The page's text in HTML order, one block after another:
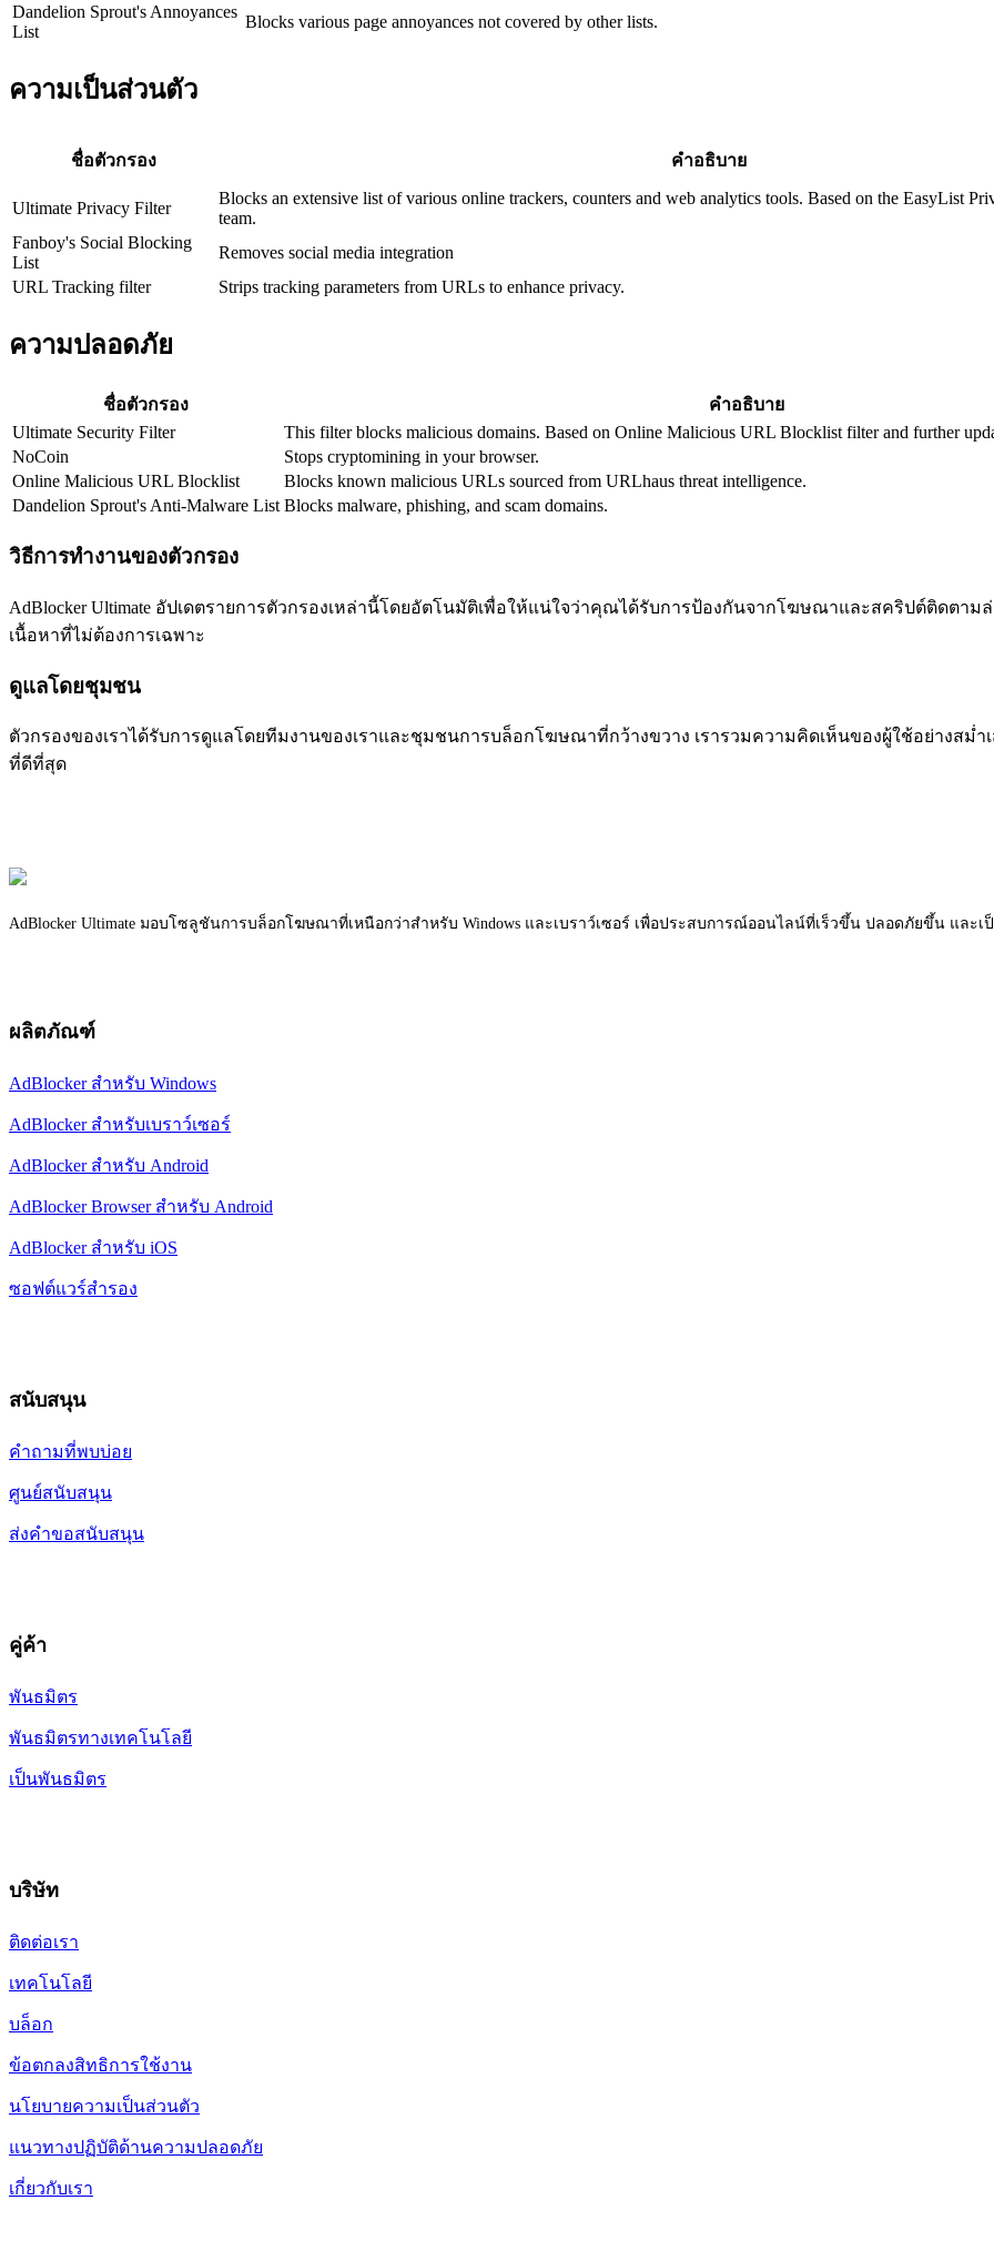
Dandelion Sprout's Annoyances
List
Blocks various page annoyances not covered by other lists.
ความเป็นส่วนตัว
ชื่อตัวกรอง คำอธิบาย
Ultimate Privacy Filter
Blocks an extensive list of various online trackers, counters and web analytics tools. Based on the EasyList
team.
Fanboy's Social Blocking
List
Removes social media integration
URL Tracking filter
Strips tracking parameters from URLs to enhance privacy.
ความปลอดภัย
ชื่อตัวกรอง คำอธิบาย
Ultimate Security Filter
This filter blocks malicious domains. Based on Online Malicious URL Blocklist filter and further
NoCoin
Stops cryptomining in your browser.
Online Malicious URL Blocklist
Blocks known malicious URLs sourced from URLhaus threat intelligence.
Dandelion Sprout's Anti-Malware List Blocks malware, phishing, and scam domains.
วิธีการทำงานของตัวกรอง
AdBlocker Ultimate อัปเดตรายการตัวกรองเหล่านี้โดยอัตโนมัติเพื่อให้แน่ใจว่าคุณได้รับการป้องกันจากโฆษณาและสคริปต์ติดตา
เนื้อหาที่ไม่ต้องการเฉพาะ
ดูแลโดยชุมชน
ตัวกรองของเราได้รับการดูแลโดยทีมงานของเราและชุมชนการบล็อกโฆษณาที่กว้างขวาง เรารวมความคิดเห็นของผู้ใช้อย่างสม่
ที่ดีที่สุด
AdBlocker Ultimate มอบโซลูชันการบล็อกโฆษณาที่เหนือกว่าสำหรับ Windows และเบราว์เซอร์ เพื่อประสบการณ์ออนไลน์ที่เร็วขึ้น ปลอดภัยขึ้น และ
ผลิตภัณฑ์
AdBlocker สำหรับ Windows
AdBlocker สำหรับเบราว์เซอร์
AdBlocker สำหรับ Android
AdBlocker Browser สำหรับ Android
AdBlocker สำหรับ iOS
ซอฟต์แวร์สำรอง
สนับสนุน
คำถามที่พบบ่อย
ศูนย์สนับสนุน
ส่งคำขอสนับสนุน
คู่ค้า
พันธมิตร
พันธมิตรทางเทคโนโลยี
เป็นพันธมิตร
บริษัท
ติดต่อเรา
เทคโนโลยี
บล็อก
ข้อตกลงสิทธิการใช้งาน
นโยบายความเป็นส่วนตัว
แนวทางปฏิบัติด้านความปลอดภัย
เกี่ยวกับเรา